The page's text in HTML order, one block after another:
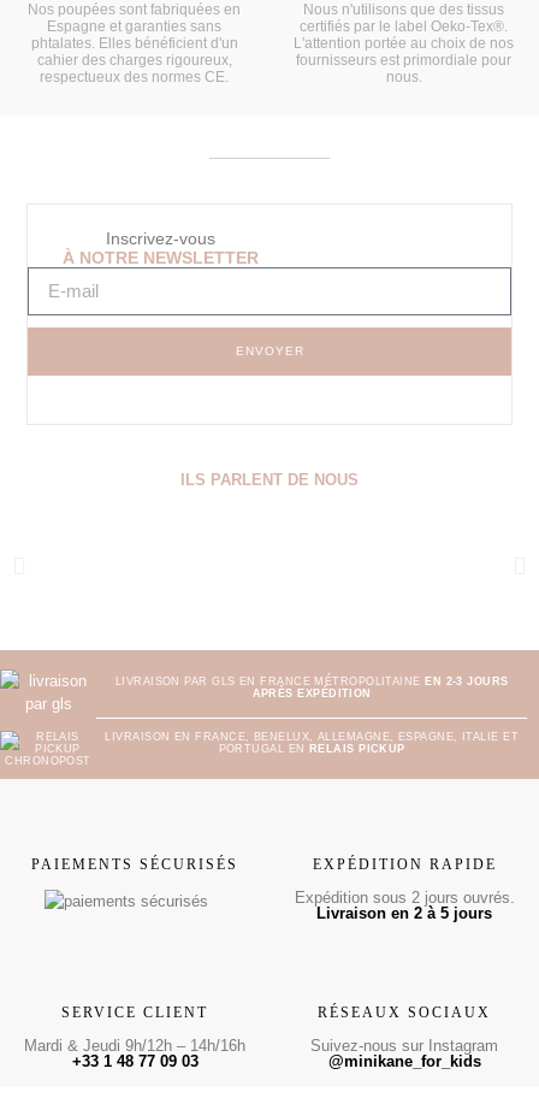
Nos poupées sont fabriquées en
Espagne et garanties sans
phtalates. Elles bénéficient d'un
cahier des charges rigoureux,
respectueux des normes CE.
Nous n'utilisons que des tissus
certifiés par le label Oeko-Tex®.
L'attention portée au choix de nos
fournisseurs est primordiale pour
nous.
Inscrivez-vous
À NOTRE NEWSLETTER
ENVOYER
ILS PARLENT DE NOUS
LIVRAISON PAR GLS EN FRANCE MÉTROPOLITAINE EN 2-3 JOURS
APRÈS EXPÉDITION
LIVRAISON EN FRANCE, BENELUX, ALLEMAGNE, ESPAGNE, ITALIE ET
PORTUGAL EN
RELAIS PICKUP
PAIEMENTS SÉCURISÉS EXPÉDITION RAPIDE
Expédition sous 2 jours ouvrés.
Livraison en 2 à 5 jours
SERVICE CLIENT
Mardi & Jeudi 9h/12h – 14h/16h
+33 1 48 77 09 03
RÉSEAUX SOCIAUX
Suivez-nous sur Instagram
@minikane_for_kids